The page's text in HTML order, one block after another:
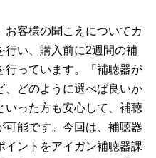
お客様の聞こえについてカ
行い、購入前に2週間の補
行っています。「補聴器が
、どのように選べば良いか
いった方も安心して、補聴
可能です。今回は、補聴器
イントをアイガン補聴器課